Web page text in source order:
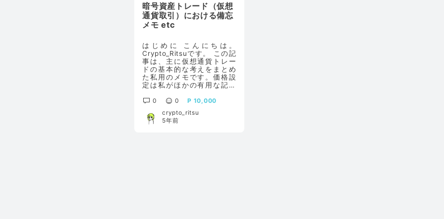
暗号資産トレード（仮想
通貨取引）における備忘
メモ etc
はじめに こんにちは。
Crypto_Ritsuです。 この記
事は、主に仮想通貨トレー
ドの基本的な考えをまとめ
た私用のメモです。価格設
定は私がほかの有用な記事
おおよその部分は無料で読
むことができます。 以下の
文章は全て私の主観であ
り、正しい情報とは限らな
0 0
10,000
crypto_ritsu
5年前